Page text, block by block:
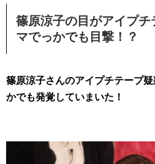
篠原涼子の目がアイプチ
マでっかでも目撃！？
篠原涼子さんのアイプチテープ
かでも発覚していまいた！